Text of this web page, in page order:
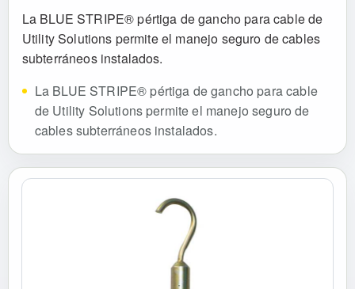
La BLUE STRIPE® pértiga de gancho para cable de
Utility Solutions permite el manejo seguro de cables
subterráneos instalados.
La BLUE STRIPE® pértiga de gancho para cable
de Utility Solutions permite el manejo seguro de
cables subterráneos instalados.